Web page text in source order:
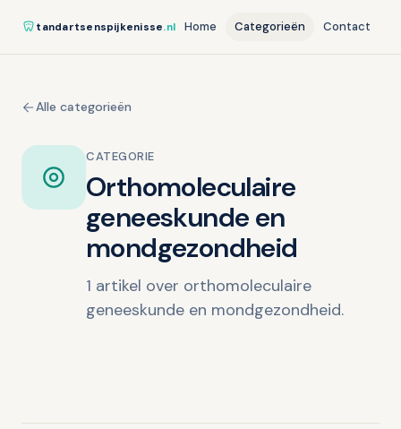
tandartsenspijkenisse.nl Home Categorieën Contact
Alle categorieën
CATEGORIE
Orthomoleculaire
geneeskunde en
mondgezondheid
1 artikel over orthomoleculaire
geneeskunde en mondgezondheid.